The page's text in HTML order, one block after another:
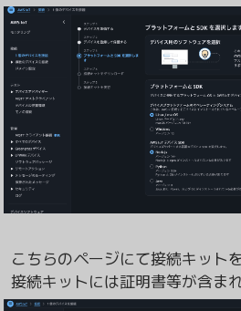
こちらのページにて接続キット